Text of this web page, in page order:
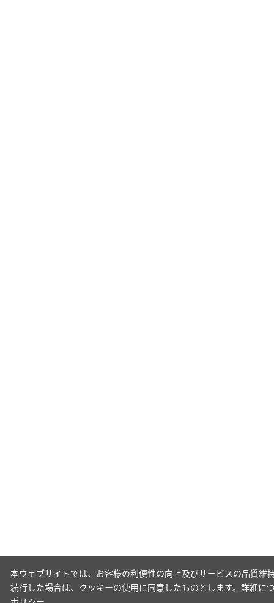
本ウェブサイトでは、お客様の利便性の向上及びサービスの品質
続行した場合は、クッキーの使用に同意したものとします。詳細